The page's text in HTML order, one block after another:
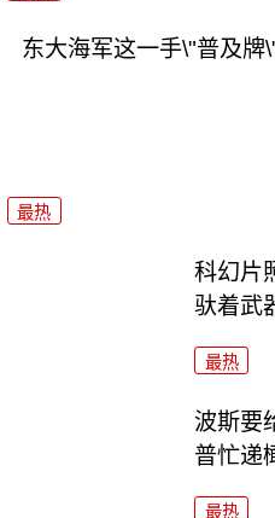
东大海军这一手\"普及牌
最热
科幻片
驮着武
最热
波斯要
普忙递
最热